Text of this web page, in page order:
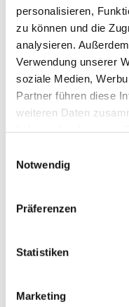
personalisieren,
zu können und die
analysieren.
Verwendung unserer
soziale Medien,
Partner führen diese
weiteren Daten
Notwendig
Präferenzen
Statistiken
MarketingDies